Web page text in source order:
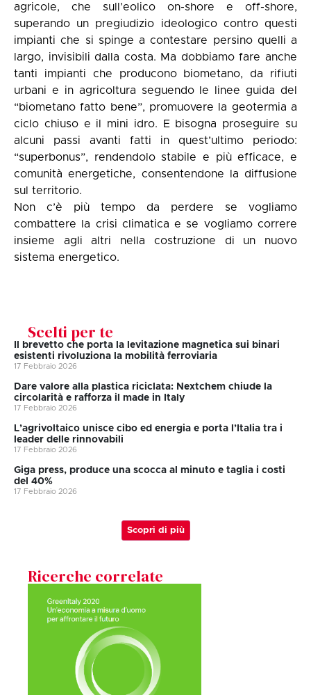
agricole, che sull’eolico on-shore e off-shore,
superando un pregiudizio ideologico contro questi
impianti che si spinge a contestare persino quelli a
largo, invisibili dalla costa. Ma dobbiamo fare anche
tanti impianti che producono biometano, da rifiuti
urbani e in agricoltura seguendo le linee guida del
“biometano fatto bene”, promuovere la geotermia a
ciclo chiuso e il mini idro. E bisogna proseguire su
alcuni passi avanti fatti in quest’ultimo periodo:
“superbonus”, rendendolo stabile e più efficace, e
comunità energetiche, consentendone la diffusione
sul territorio.
Non c’è più tempo da perdere se vogliamo
combattere la crisi climatica e se vogliamo correre
insieme agli altri nella costruzione di un nuovo
sistema energetico.
Scelti per te
Il brevetto che porta la levitazione magnetica sui binari
esistenti rivoluziona la mobilità ferroviaria
17 Febbraio 2026
Dare valore alla plastica riciclata: Nextchem chiude la
circolarità e rafforza il made in Italy
17 Febbraio 2026
L’agrivoltaico unisce cibo ed energia e porta l’Italia tra i
leader delle rinnovabili
17 Febbraio 2026
Giga press, produce una scocca al minuto e taglia i costi
del 40%
17 Febbraio 2026
Scopri di più
Ricerche correlate